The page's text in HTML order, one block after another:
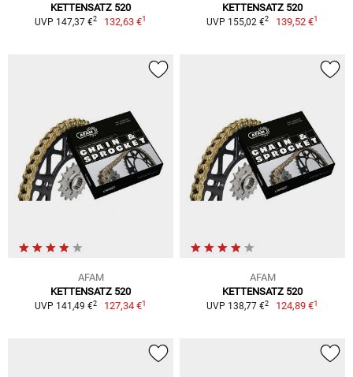
KETTENSATZ 520
UVP 147,37 €2 132,63 €1
KETTENSATZ 520
UVP 155,02 €2 139,52 €1
AFAM
KETTENSATZ 520
UVP 141,49 €2 127,34 €1
AFAM
KETTENSATZ 520
UVP 138,77 €2 124,89 €1